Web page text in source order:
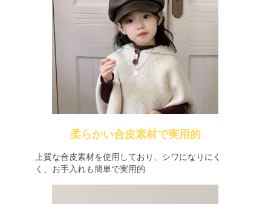
柔らかい合皮素材で実用的
上質な合皮素材を使用しており、シワになりにく
く、お手入れも簡単で実用的